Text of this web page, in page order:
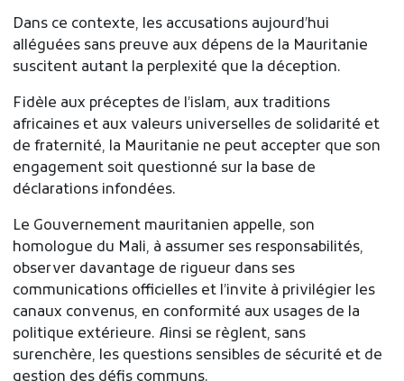
Dans ce contexte, les accusations aujourd’hui
alléguées sans preuve aux dépens de la Mauritanie
suscitent autant la perplexité que la déception.
Fidèle aux préceptes de l’islam, aux traditions
africaines et aux valeurs universelles de solidarité et
de fraternité, la Mauritanie ne peut accepter que son
engagement soit questionné sur la base de
déclarations infondées.
Le Gouvernement mauritanien appelle, son
homologue du Mali, à assumer ses responsabilités,
observer davantage de rigueur dans ses
communications officielles et l’invite à privilégier les
canaux convenus, en conformité aux usages de la
politique extérieure. Ainsi se règlent, sans
surenchère, les questions sensibles de sécurité et de